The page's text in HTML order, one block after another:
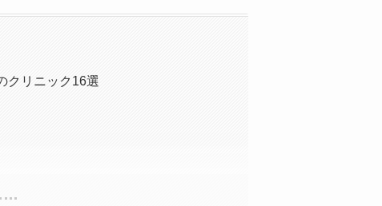
クリニック16選